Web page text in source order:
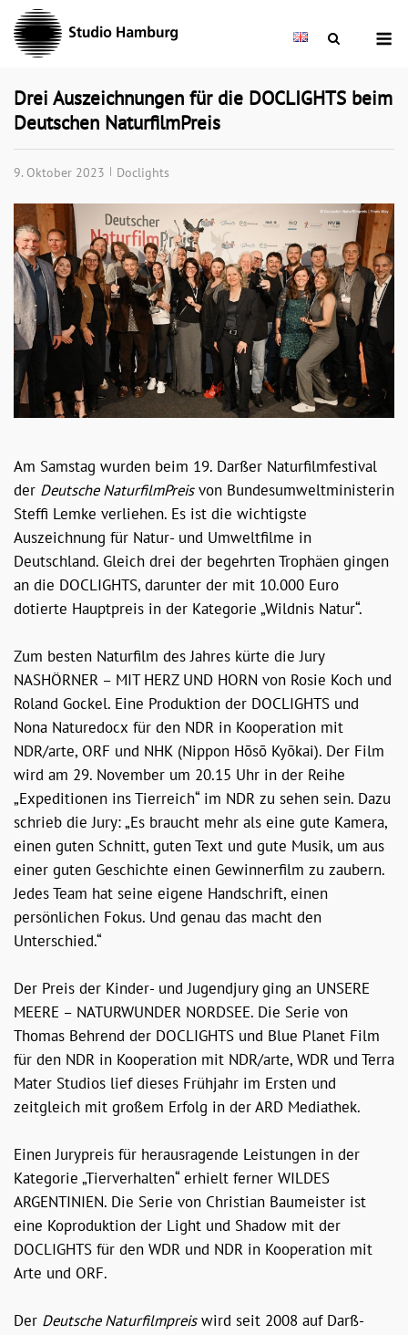
Skip
content
Drei Auszeichnungen für die DOCLIGHTS beim
Deutschen NaturfilmPreis
9. Oktober 2023 Doclights
Am Samstag wurden beim 19. Darßer Naturfilmfestival
der Deutsche NaturfilmPreisvon Bundesumweltministerin
Steffi Lemke verliehen. Es ist die wichtigste
Auszeichnung für Natur- und Umweltfilme in
Deutschland. Gleich drei der begehrten Trophäen gingen
an die DOCLIGHTS, darunter der mit 10.000 Euro
dotierte Hauptpreis in der Kategorie „Wildnis Natur“.
Zum besten Naturfilm des Jahres kürte die Jury
NASHÖRNER – MIT HERZ UND HORN von Rosie Koch und
Roland Gockel. Eine Produktion der DOCLIGHTS und
Nona Naturedocx für den NDR in Kooperation mit
NDR/arte, ORF und NHK (Nippon Hōsō Kyōkai). Der Film
wird am 29. November um 20.15 Uhr in der Reihe
„Expeditionen ins Tierreich“ im NDR zu sehen sein. Dazu
schrieb die Jury: „Es braucht mehr als eine gute Kamera,
einen guten Schnitt, guten Text und gute Musik, um aus
einer guten Geschichte einen Gewinnerfilm zu zaubern.
Jedes Team hat seine eigene Handschrift, einen
persönlichen Fokus. Und genau das macht den
Unterschied.“
Der Preis der Kinder- und Jugendjury ging an UNSERE
MEERE – NATURWUNDER NORDSEE. Die Serie von
Thomas Behrend der DOCLIGHTS und Blue Planet Film
für den NDR in Kooperation mit NDR/arte, WDR und Terra
Mater Studios lief dieses Frühjahr im Ersten und
zeitgleich mit großem Erfolg in der ARD Mediathek.
Einen Jurypreis für herausragende Leistungen in der
Kategorie „Tierverhalten“ erhielt ferner WILDES
ARGENTINIEN. Die Serie von Christian Baumeister ist
eine Koproduktion der Light und Shadow mit der
DOCLIGHTS für den WDR und NDR in Kooperation mit
Arte und ORF.
Der Deutsche Naturfilmpreiswird seit 2008 auf Darß-